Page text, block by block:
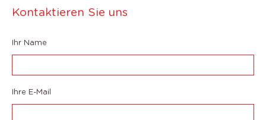
Kontaktieren Sie uns
Ihr Name
Ihre E-Mail